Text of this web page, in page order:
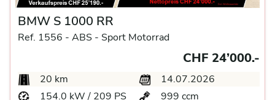
BMW S 1000 RR
Ref. 1556 - ABS - Sport Motorrad
CHF 24’000.-
20 km
14.07.2026
154.0 kW / 209 PS
999 ccm